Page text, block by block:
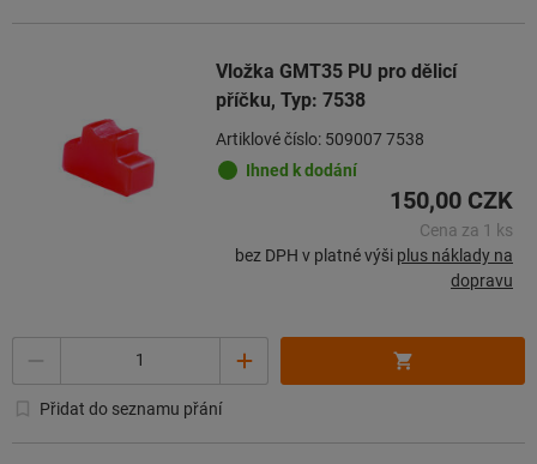
Vložka GMT35 PU pro dělicí
příčku, Typ: 7538
Artiklové číslo: 509007 7538
Ihned k dodání
150,00 CZK
Cena za 1 ks
bez DPH v platné výši plus náklady na
dopravu
Přidat do seznamu přání